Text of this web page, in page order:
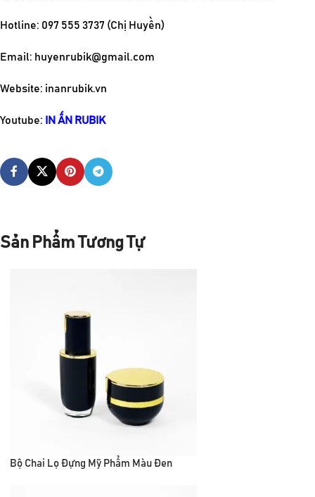
Hotline: 097 555 3737 (Chị Huyền)
Email: huyenrubik@gmail.com
Website: inanrubik.vn
Youtube: IN ẤN RUBIK
Sản Phẩm Tương Tự
Bộ Chai Lọ Đựng Mỹ Phẩm Màu Đen